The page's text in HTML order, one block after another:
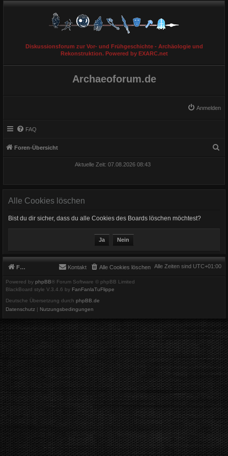
Diskussionsforum zur Vor- und Frühgeschichte - Archäologie und
Rekonstruktion. Powered by EXARC.net
Archaeoforum.de
Anmelden
FAQ
Foren-Übersicht
Aktuelle Zeit: 07.08.2026 08:43
Alle Cookies löschen
Bist du dir sicher, dass du alle Cookies des Boards löschen möchtest?
Foren-Übersicht Alle Zeiten sind UTC+01:00
Alle Cookies löschen
Kontakt
Powered by phpBB® Forum Software © phpBB Limited
BlackBoard style V.3.4.6 by FanFanlaTuFlippe
Deutsche Übersetzung durch phpBB.de
Datenschutz | Nutzungsbedingungen